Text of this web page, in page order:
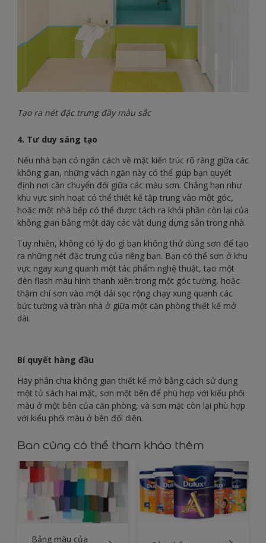
Tạo ra nét đặc trưng đầy màu sắc
4. Tư duy sáng tạo
Nếu nhà bạn có ngăn cách về mặt kiến trúc rõ ràng giữa các
không gian, những vách ngăn này có thể giúp bạn quyết
định nơi cần chuyển đổi giữa các màu sơn. Chẳng hạn như
khu vực sinh hoạt có thể thiết kế tập trung vào một góc,
hoặc một nhà bếp có thể được tách ra khỏi phần còn lại của
không gian bằng một dãy các vật dụng dựng sẵn trong nhà.
Tuy nhiên, không có lý do gì bạn không thử dùng sơn để tạo
ra những nét đặc trưng của riêng bạn. Bạn có thể sơn ở khu
vực ngay xung quanh một tác phẩm nghệ thuật, tạo một
đèn flash màu hình thanh xiên trong một góc tường, hoặc
thậm chí sơn vào một dải sọc rộng chạy xung quanh các
bức tường và trần nhà ở giữa một căn phòng thiết kế mở
dài.
Bí quyết hàng đầu
Hãy phân chia không gian thiết kế mở bằng cách sử dụng
một tủ sách hai mặt, sơn một bên để phù hợp với kiểu phối
màu ở một bên của căn phòng, và sơn mặt còn lại phù hợp
với kiểu phối màu ở bên đối diện.
Bạn cũng có thể tham khảo thêm
Bảng màu của